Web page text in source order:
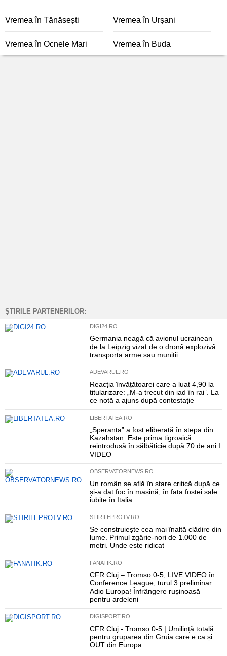
Vremea în Tănăsești Vremea în Urșani
Vremea în Ocnele Mari Vremea în Buda
ȘTIRILE PARTENERILOR:
DIGI24.RO
Germania neagă că avionul ucrainean
de la Leipzig vizat de o dronă explozivă
transporta arme sau muniții
ADEVARUL.RO
Reacția învățătoarei care a luat 4,90 la
titularizare: „M-a trecut din iad în rai”. La
ce notă a ajuns după contestație
LIBERTATEA.RO
„Speranța” a fost eliberată în stepa din
Kazahstan. Este prima tigroaică
reintrodusă în sălbăticie după 70 de ani I
VIDEO
OBSERVATORNEWS.RO
Un român se află în stare critică după ce
și-a dat foc în mașină, în fața fostei sale
iubite în Italia
STIRILEPROTV.RO
Se construiește cea mai înaltă clădire din
lume. Primul zgârie-nori de 1.000 de
metri. Unde este ridicat
FANATIK.RO
CFR Cluj – Tromso 0-5, LIVE VIDEO în
Conference League, turul 3 preliminar.
Adio Europa! Înfrângere rușinoasă
pentru ardeleni
DIGISPORT.RO
CFR Cluj - Tromso 0-5 | Umilință totală
pentru gruparea din Gruia care e ca și
OUT din Europa